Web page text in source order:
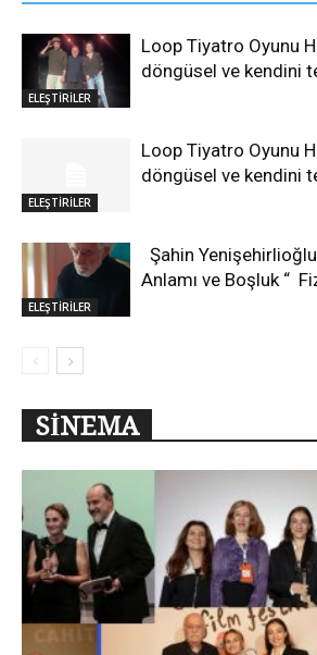
ELEŞTİRİLER
Loop Tiyatro Oyunu
döngüsel ve kendini
ELEŞTİRİLER
Loop Tiyatro Oyunu
döngüsel ve kendini
ELEŞTİRİLER
Şahin
Anlamı ve Boşluk “
SİNEMA